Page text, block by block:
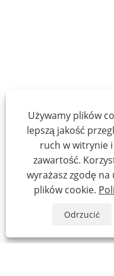
Używamy plików
lepszą jakość
ruch w witrynie
zawartość.
wyrażasz zgodę na
plików cookie.
Odrzucić